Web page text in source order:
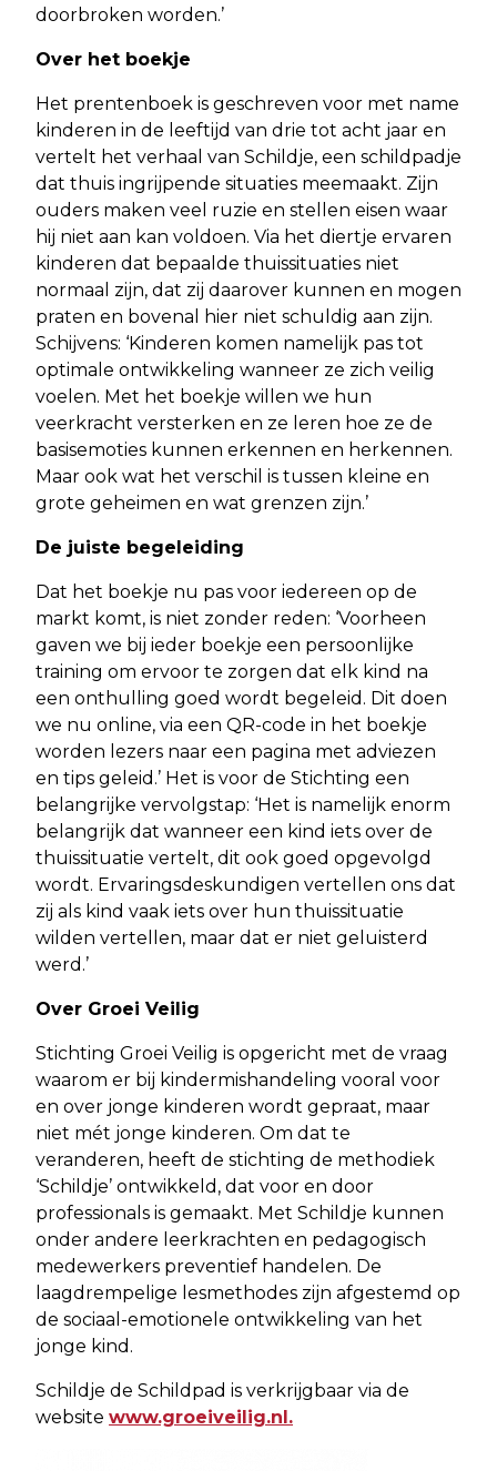
doorbroken worden.’
Over het boekje
Het prentenboek is geschreven voor met name
kinderen in de leeftijd van drie tot acht jaar en
vertelt het verhaal van Schildje, een schildpadje
dat thuis ingrijpende situaties meemaakt. Zijn
ouders maken veel ruzie en stellen eisen waar
hij niet aan kan voldoen. Via het diertje ervaren
kinderen dat bepaalde thuissituaties niet
normaal zijn, dat zij daarover kunnen en mogen
praten en bovenal hier niet schuldig aan zijn.
Schijvens: ‘Kinderen komen namelijk pas tot
optimale ontwikkeling wanneer ze zich veilig
voelen. Met het boekje willen we hun
veerkracht versterken en ze leren hoe ze de
basisemoties kunnen erkennen en herkennen.
Maar ook wat het verschil is tussen kleine en
grote geheimen en wat grenzen zijn.’
De juiste begeleiding
Dat het boekje nu pas voor iedereen op de
markt komt, is niet zonder reden: ‘Voorheen
gaven we bij ieder boekje een persoonlijke
training om ervoor te zorgen dat elk kind na
een onthulling goed wordt begeleid. Dit doen
we nu online, via een QR-code in het boekje
worden lezers naar een pagina met adviezen
en tips geleid.’ Het is voor de Stichting een
belangrijke vervolgstap: ‘Het is namelijk enorm
belangrijk dat wanneer een kind iets over de
thuissituatie vertelt, dit ook goed opgevolgd
wordt. Ervaringsdeskundigen vertellen ons dat
zij als kind vaak iets over hun thuissituatie
wilden vertellen, maar dat er niet geluisterd
werd.’
Over Groei Veilig
Stichting Groei Veilig is opgericht met de vraag
waarom er bij kindermishandeling vooral voor
en over jonge kinderen wordt gepraat, maar
niet mét jonge kinderen. Om dat te
veranderen, heeft de stichting de methodiek
‘Schildje’ ontwikkeld, dat voor en door
professionals is gemaakt. Met Schildje kunnen
onder andere leerkrachten en pedagogisch
medewerkers preventief handelen. De
laagdrempelige lesmethodes zijn afgestemd op
de sociaal-emotionele ontwikkeling van het
jonge kind.
Schildje de Schildpad is verkrijgbaar via de
website www.groeiveilig.nl.